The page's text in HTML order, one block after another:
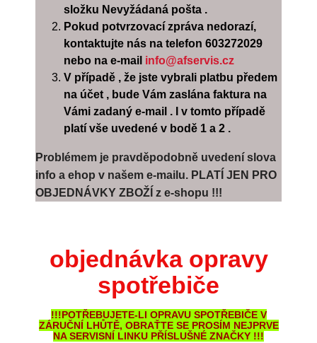
složku Nevyžádaná pošta .
Pokud potvrzovací zpráva nedorazí,
kontaktujte nás na telefon 603272029
nebo na e-mail info@afservis.cz
V případě , že jste vybrali platbu předem
na účet , bude Vám zaslána faktura na
Vámi zadaný e-mail . I v tomto případě
platí vše uvedené v bodě 1 a 2 .
Problémem je pravděpodobně uvedení slova
info a ehop v našem e-mailu. PLATÍ JEN PRO
OBJEDNÁVKY ZBOŽÍ z e-shopu !!!
objednávka opravy
spotřebiče
!!!POTŘEBUJETE-LI OPRAVU SPOTŘEBIČE V
ZÁRUČNÍ LHŮTĚ, OBRAŤTE SE PROSÍM NEJPRVE
NA SERVISNÍ LINKU PŘÍSLUŠNÉ ZNAČKY !!!